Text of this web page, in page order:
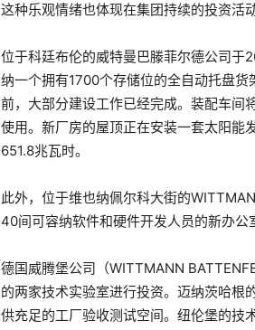
这种乐观情绪也体现在集团持续的投资活动
位于科廷布伦的威特曼巴滕菲尔德公司
纳一个拥有1700个存储位的全自动托盘
前，大部分建设工作已经完成。装配车间
使用。新厂房的屋顶正在安装一套太阳能
651.8兆瓦时。
此外，位于维也纳佩尔科大街的
40间可容纳软件和硬件开发人员的新办公
德国威腾堡公司（WITTMANN
的两家技术实验室进行投资。迈纳茨哈根
供充足的工厂验收测试空间。纽伦堡的技